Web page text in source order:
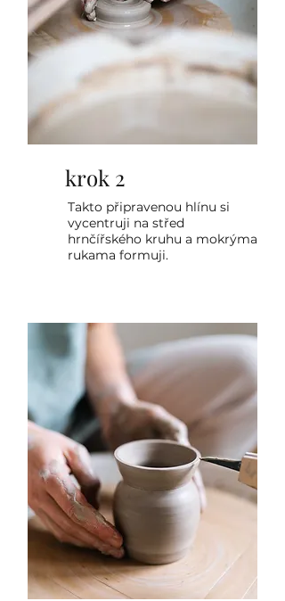
krok 2
Takto připravenou hlínu si
vycentruji na střed
hrnčířského kruhu a mokrýma
rukama formuji.